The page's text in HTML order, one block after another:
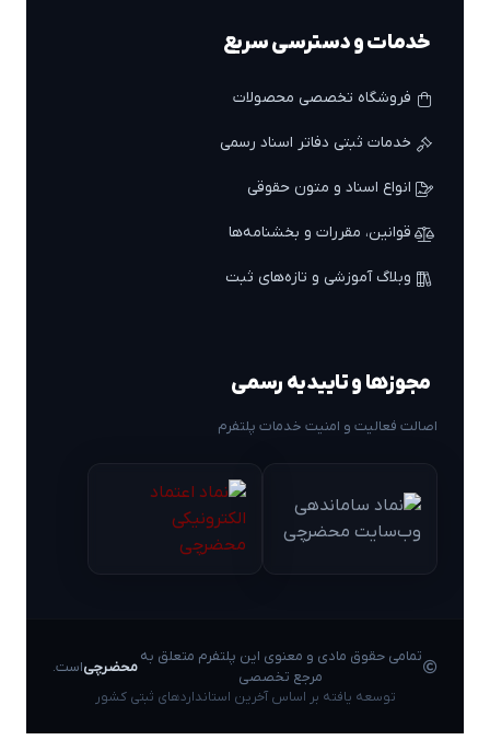
خدمات و دسترسی سریع
فروشگاه تخصصی محصولات
خدمات ثبتی دفاتر اسناد رسمی
انواع اسناد و متون حقوقی
قوانین، مقررات و بخشنامه‌ها
وبلاگ آموزشی و تازه‌های ثبت
مجوزها و تاییدیه رسمی
اصالت فعالیت و امنیت خدمات پلتفرم
تمامی حقوق مادی و معنوی این پلتفرم متعلق به
مرجع تخصصی
محضرچیاست.
توسعه یافته بر اساس آخرین استانداردهای ثبتی کشور